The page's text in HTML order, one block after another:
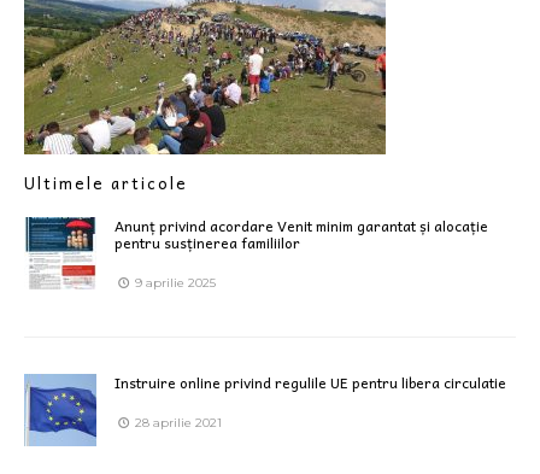
Ultimele articole
Anunț privind acordare Venit minim garantat și alocație
pentru susținerea familiilor
9 aprilie 2025
Instruire online privind regulile UE pentru libera circulatie
28 aprilie 2021